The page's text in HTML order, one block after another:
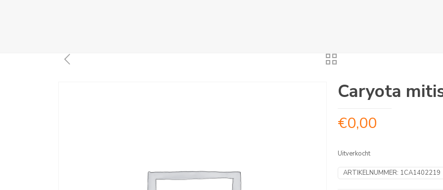
Caryota
€0,00
Uitverkocht
ARTIKELNUMMER: 1CA1402219